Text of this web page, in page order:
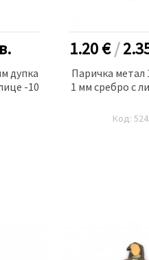
дупка
-10
1.20 €/
Паричка метал
1 мм сребро с
Код: